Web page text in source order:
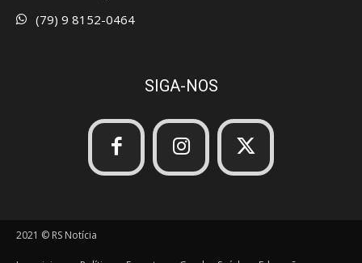
(79) 9 8152-0464
SIGA-NOS
2021 © RS Notícia